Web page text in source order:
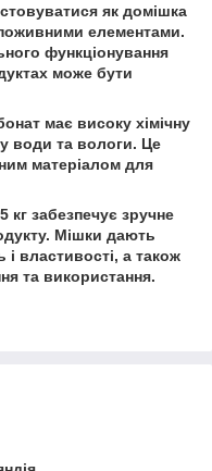
як домішка
елементами.
функціонування
може бути
має високу хімічну
води та вологи. Це
матеріалом для
кг забезпечує зручне
Мішки дають
і властивості, а також
та використання.